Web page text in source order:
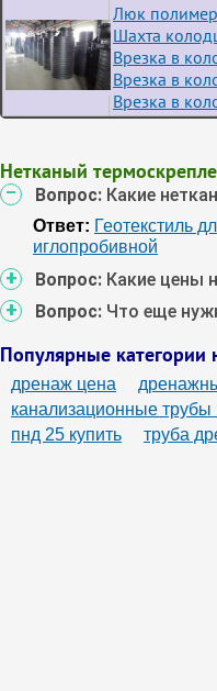
Люк
Шахта
Врезка в
Врезка в
Врезка в
Нетканый
Вопрос: Какие
Ответ: Геотекстиль
иглопробивной
Вопрос: Какие цены
Вопрос: Что еще
Популярные категории
дренаж цена
канализационные
пнд 25 купить
труба